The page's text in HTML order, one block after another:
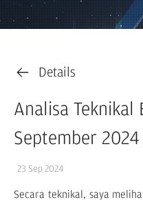
Details
Analisa Teknikal
September 2024
23 Sep 2024
Secara teknikal, saya